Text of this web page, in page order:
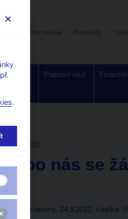
a
Platební styk
Mojmír
I po nás se
(Lidové noviny, 24.9.2012, rubrika:
.